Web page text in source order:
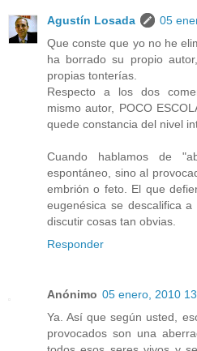
Agustín Losada
05
Que conste que yo no he
ha borrado su propio
propias tonterías.
Respecto a los dos
mismo autor, POCO
quede constancia del nivel
Cuando hablamos de
espontáneo, sino al
embrión o feto. El que
eugenésica se descalifica
discutir cosas tan obvias.
Responder
Anónimo 05 enero, 2010
Ya. Así que según usted,
provocados son una